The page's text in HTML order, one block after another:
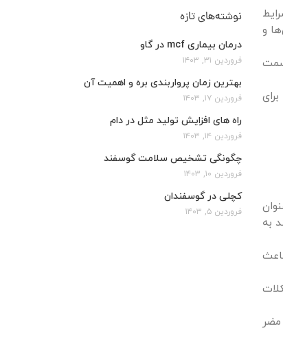
و
به
نوشته‌های تازه
درمان بیماری mcf در گاو
فروردین ۳۱, ۱۴۰۳
بهترین زمان پرواربندی بره و اهمیت آن
فروردین ۱۷, ۱۴۰۳
راه های افزایش تولید مثل در دام
فروردین ۱۴, ۱۴۰۳
چگونگی تشخیص سلامت گوسفند
فروردین ۱۰, ۱۴۰۳
کچلی در گوسفندان
فروردین ۵, ۱۴۰۳